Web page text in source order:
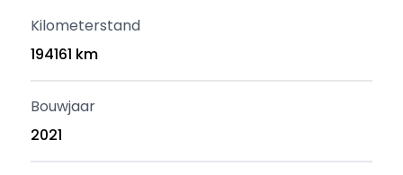
Kilometerstand
194161 km
Bouwjaar
2021